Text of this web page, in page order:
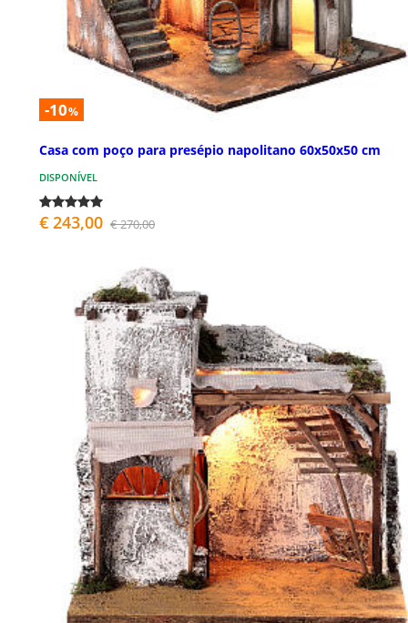
-10%
Casa com poço para presépio napolitano 60x50x50 cm
DISPONÍVEL
€ 243,00 € 270,00